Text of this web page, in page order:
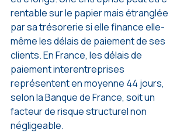
rentable sur le papier mais étranglée
par sa trésorerie si elle finance elle-
même les délais de paiement de ses
clients. En France, les délais de
paiement interentreprises
représentent en moyenne 44 jours,
selon la Banque de France, soit un
facteur de risque structurel non
négligeable.